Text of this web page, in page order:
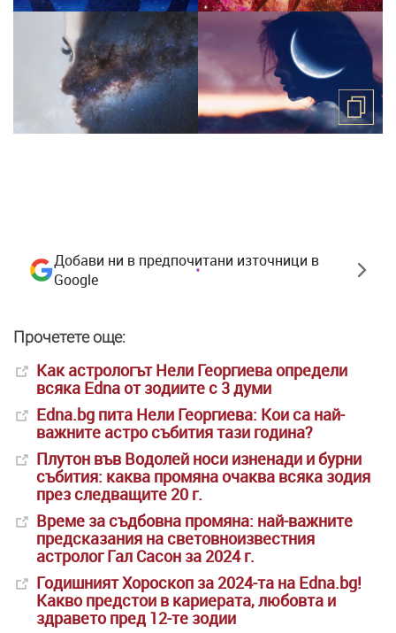
Добави ни в предпочитани източници в
Google
Прочетете още:
Как астрологът Нели Георгиева определи
всяка Edna от зодиите с 3 думи
Edna.bg пита Нели Георгиева: Кои са най-
важните астро събития тази година?
Плутон във Водолей носи изненади и бурни
събития: каква промяна очаква всяка зодия
през следващите 20 г.
Време за съдбовна промяна: най-важните
предсказания на световноизвестния
астролог Гал Сасон за 2024 г.
Годишният Хороскоп за 2024-та на Edna.bg!
Какво предстои в кариерата, любовта и
здравето пред 12-те зодии